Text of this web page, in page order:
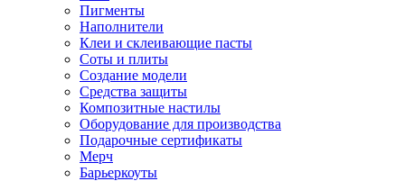
Пигменты
Наполнители
Клеи и склеивающие пасты
Соты и плиты
Создание модели
Средства защиты
Композитные настилы
Оборудование для производства
Подарочные сертификаты
Мерч
Барьеркоуты